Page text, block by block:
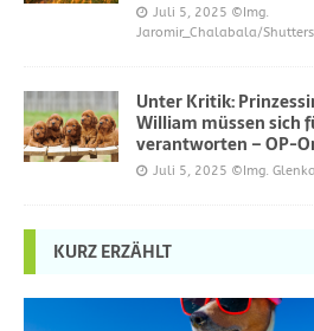
Juli 5, 2025 ©Img.
Jaromir_Chalabala/
Unter Kritik:
William müssen sich
verantworten – OP-
Juli 5, 2025 ©Img.
KURZ ERZÄHLT